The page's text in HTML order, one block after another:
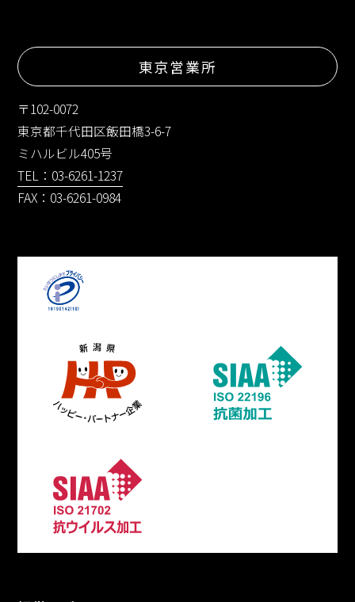
東京営業所
〒102-0072
東京都千代田区飯田橋3-6-7
ミハルビル405号
TEL：03-6261-1237
FAX：03-6261-0984